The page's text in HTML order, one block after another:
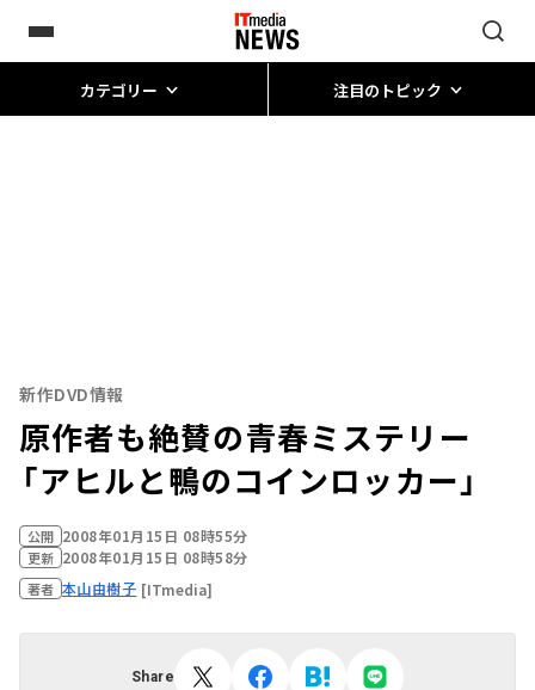
カテゴリー 注目のトピック
新作DVD情報
原作者も絶賛の青春ミステリー
――「アヒルと鴨のコインロッカー」
公開 2008年01月15日 08時55分
更新 2008年01月15日 08時58分
著者 本山由樹子 [ITmedia]
Share